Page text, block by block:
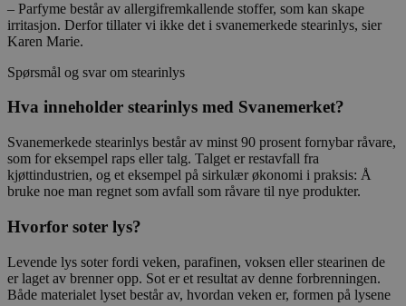
– Parfyme består av allergifremkallende stoffer, som kan skape
irritasjon. Derfor tillater vi ikke det i svanemerkede stearinlys, sier
Karen Marie.
Spørsmål og svar om stearinlys
Hva inneholder stearinlys med Svanemerket?
Svanemerkede stearinlys består av minst 90 prosent fornybar råvare,
som for eksempel raps eller talg. Talget er restavfall fra
kjøttindustrien, og et eksempel på sirkulær økonomi i praksis: Å
bruke noe man regnet som avfall som råvare til nye produkter.
Hvorfor soter lys?
Levende lys soter fordi veken, parafinen, voksen eller stearinen de
er laget av brenner opp. Sot er et resultat av denne forbrenningen.
Både materialet lyset består av, hvordan veken er, formen på lysene